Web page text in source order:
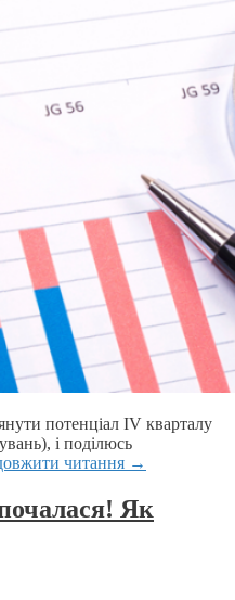
потенціал IV кварталу
і поділюсь
читання →
Як